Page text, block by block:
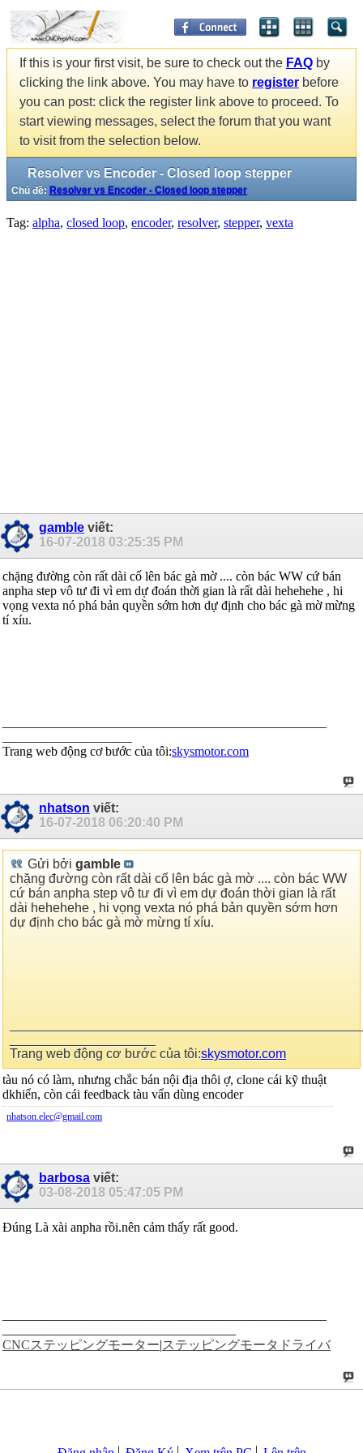
If this is your first visit, be sure to check out the FAQ by
clicking the link above. You may have to register before
you can post: click the register link above to proceed. To
start viewing messages, select the forum that you want
to visit from the selection below.
Resolver vs Encoder - Closed loop stepper
Chủ đề: Resolver vs Encoder - Closed loop stepper
Tag: alpha, closed loop, encoder, resolver, stepper, vexta
gamble viết:
16-07-2018 03:25:35 PM
chặng đường còn rất dài cố lên bác gà mờ .... còn bác WW cứ bán
anpha step vô tư đi vì em dự đoán thời gian là rất dài hehehehe , hi
vọng vexta nó phá bản quyền sớm hơn dự định cho bác gà mờ mừng
tí xíu.
Trang web động cơ bước của tôi:skysmotor.com
nhatson viết:
16-07-2018 06:20:40 PM
Gửi bởi gamble
chặng đường còn rất dài cố lên bác gà mờ .... còn bác WW
cứ bán anpha step vô tư đi vì em dự đoán thời gian là rất
dài hehehehe , hi vọng vexta nó phá bản quyền sớm hơn
dự định cho bác gà mờ mừng tí xíu.
Trang web động cơ bước của tôi:skysmotor.com
tàu nó có làm, nhưng chắc bán nội địa thôi ợ, clone cái kỹ thuật
dkhiển, còn cái feedback tàu vẩn dùng encoder
nhatson.elec@gmail.com
barbosa viết:
03-08-2018 05:47:05 PM
Đúng Là xài anpha rồi.nên cảm thấy rất good.
CNCステッピングモーター|ステッピングモータドライバ